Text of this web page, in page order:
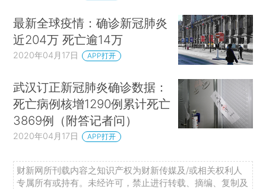
最新全球疫情：确诊新冠肺炎
近204万 死亡逾14万
2020年04月17日 APP打开
武汉订正新冠肺炎确诊数据：
死亡病例核增1290例累计死亡
3869例（附答记者问）
2020年04月17日 APP打开
财新网所刊载内容之知识产权为财新传媒及/或相关权利人
专属所有或持有。未经许可，禁止进行转载、摘编、复制及